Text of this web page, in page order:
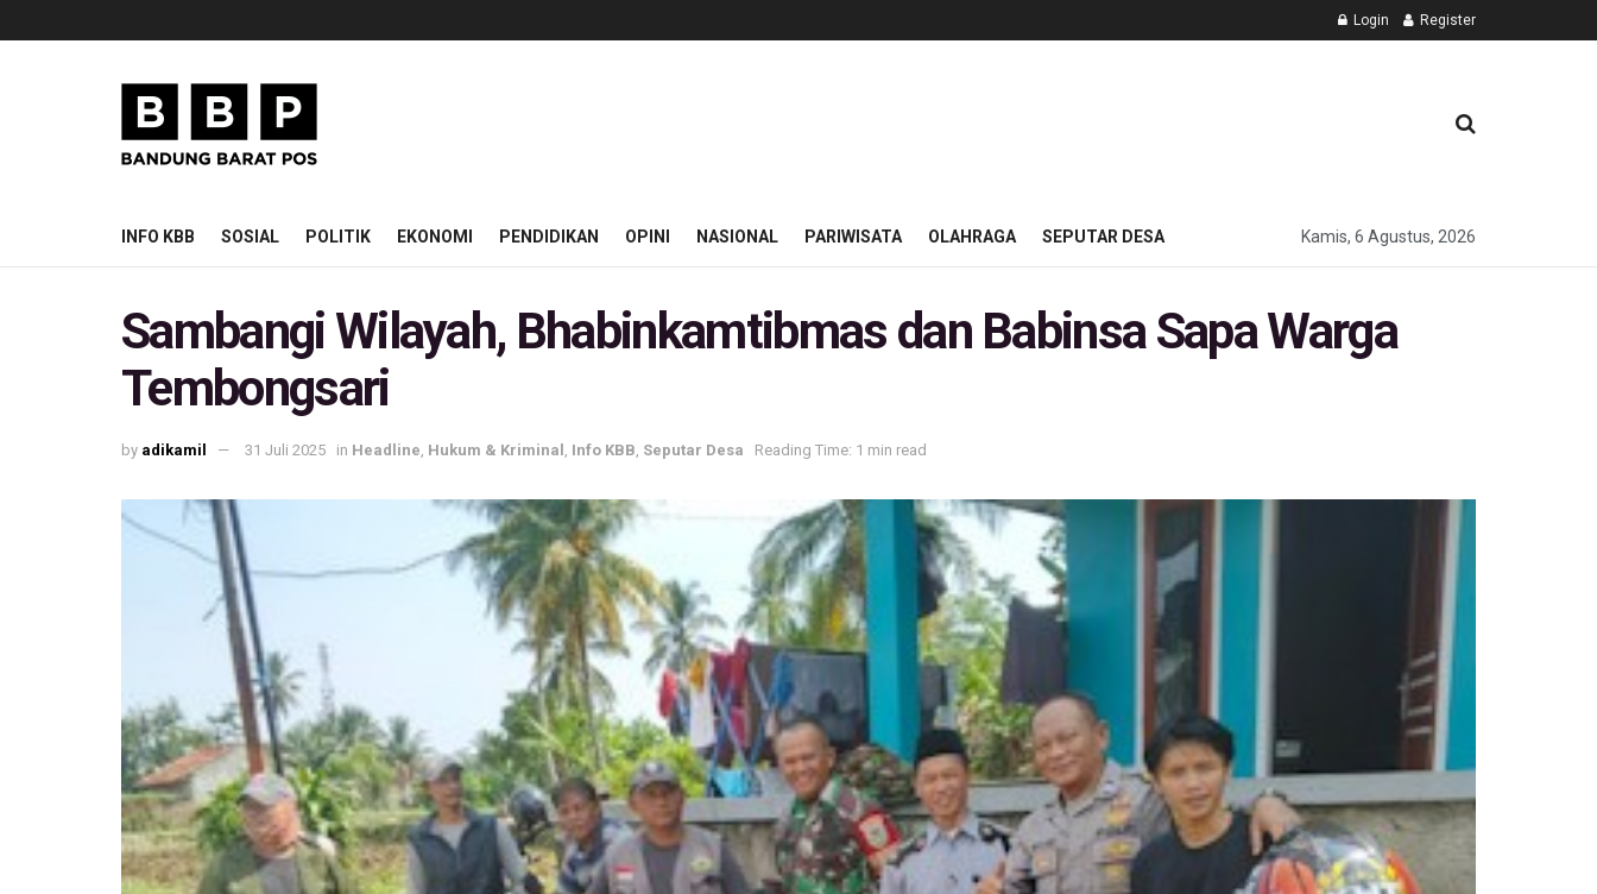
Login Register
INFO KBB SOSIAL POLITIK EKONOMI PENDIDIKAN OPINI NASIONAL PARIWISATA OLAHRAGA SEPUTAR DESA Kamis, 6 Agustus, 2026
Sambangi Wilayah, Bhabinkamtibmas dan Babinsa Sapa Warga
Tembongsari
by adikamil 31 Juli 2025 in Headline Hukum & Kriminal Info KBB Seputar Desa Reading Time: 1 min read